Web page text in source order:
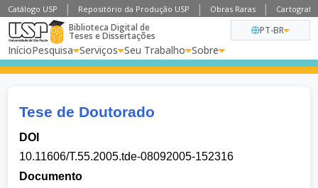
Catálogo USP Repositório da Produção USP Obras Raras
Biblioteca Digital de
Teses e Dissertações
InícioPesquisa Serviços Seu Trabalho Sobre
PT-BR
Tese de Doutorado
DOI
10.11606/T.55.2005.tde-08092005-152316
Documento